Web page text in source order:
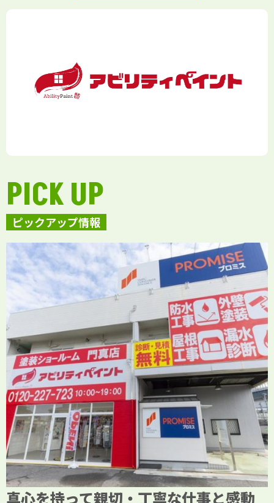
ピックアップ情報
PICK UP
真心を持って親切・丁寧な仕事と感動